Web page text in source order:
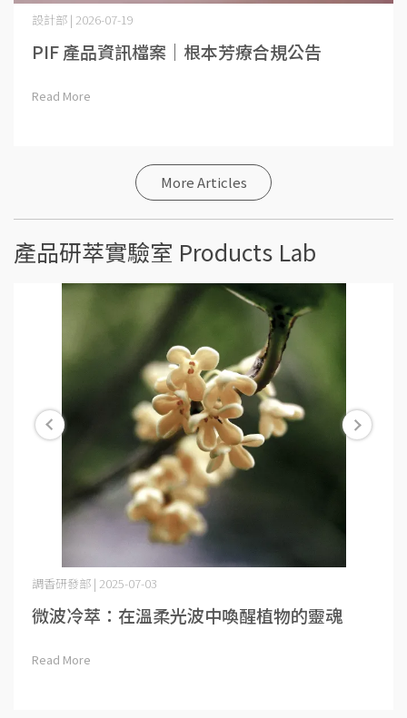
設計部 | 2026-07-19
PIF 產品資訊檔案｜根本芳療合規公告
Read More
More Articles
產品研萃實驗室 Products Lab
調香研發部 | 2025-07-03
微波冷萃：在溫柔光波中喚醒植物的靈魂
Read More